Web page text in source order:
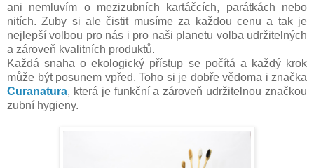
ani nemluvím o mezizubních kartáčcích, parátkách nebo
nitích. Zuby si ale čistit musíme za každou cenu a tak je
nejlepší volbou pro nás i pro naši planetu volba udržitelných
a zároveň kvalitních produktů.
Každá snaha o ekologický přístup se počítá a každý krok
může být posunem vpřed. Toho si je dobře vědoma i značka
Curanatura, která je funkční a zároveň udržitelnou značkou
zubní hygieny.